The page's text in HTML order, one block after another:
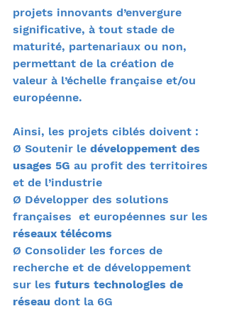
projets innovants d’envergure
significative, à tout stade de
maturité, partenariaux ou non,
permettant de la création de
valeur à l’échelle française et/ou
européenne.
Ainsi, les projets ciblés doivent :
Ø Soutenir le développement des
usages 5G au profit des territoires
et de l’industrie
Ø Développer des solutions
françaises  et européennes sur les
réseaux télécoms
Ø Consolider les forces de
recherche et de développement
sur les futurs technologies de
réseau dont la 6G